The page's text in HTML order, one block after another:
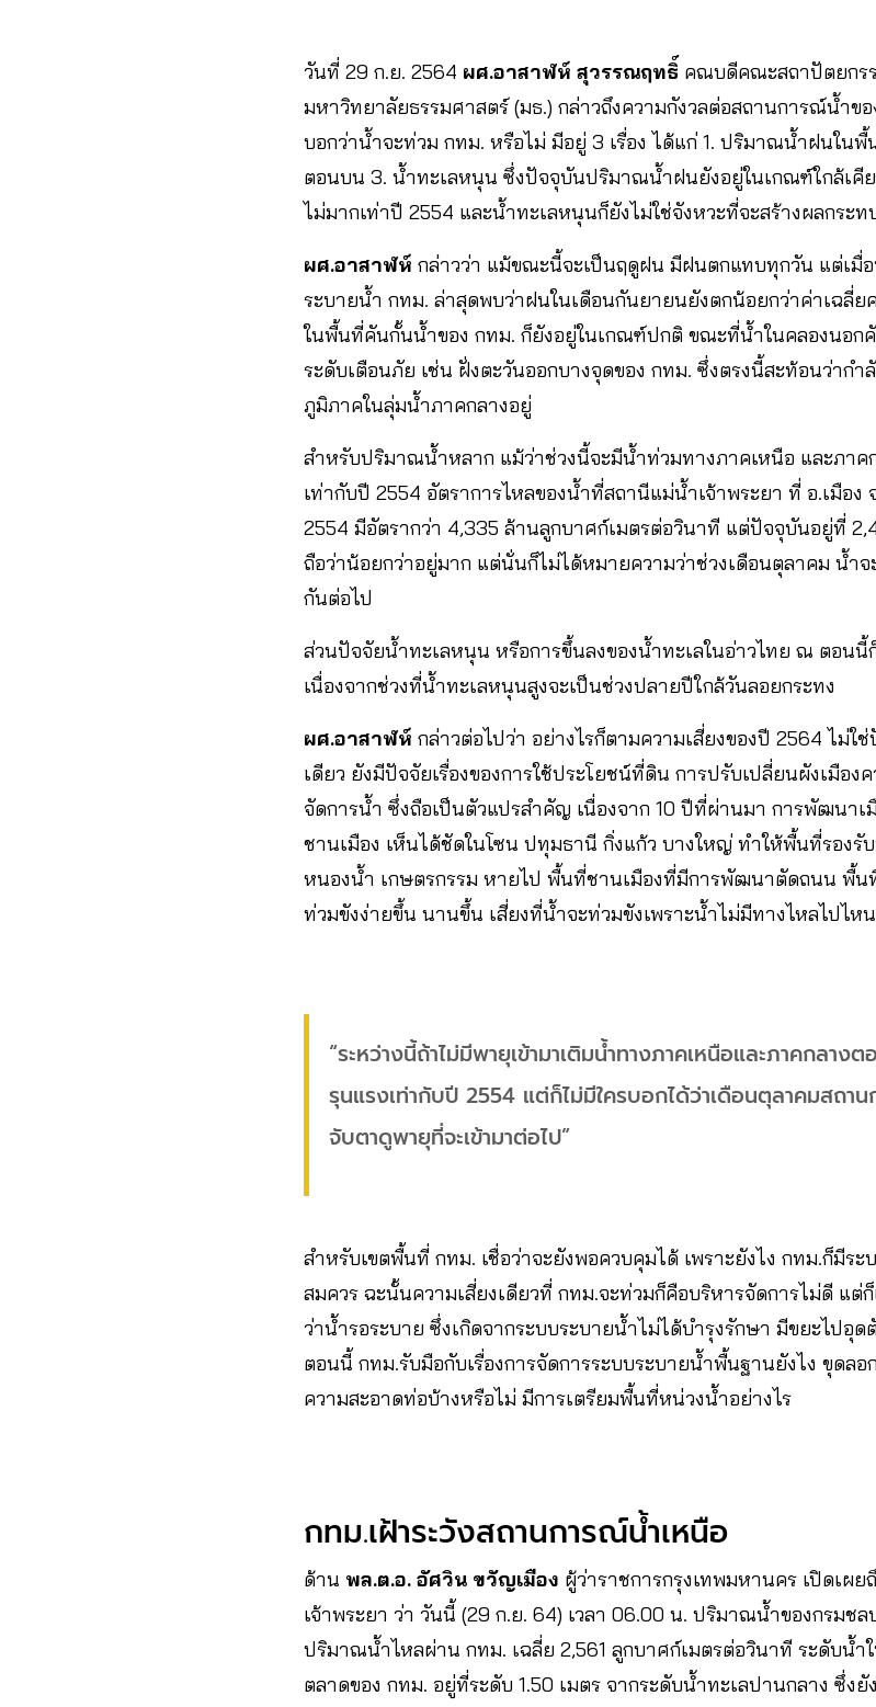
วันที่ 29 ก.ย. 2564 ผศ.อาสาฬห์ สุวรรณฤทธิ์ คณบดีคณะสถาปัตยกรร
มหาวิทยาลัยธรรมศาสตร์ (มธ.) กล่าวถึงความกังวลต่อสถานการณ์น้ำข
บอกว่าน้ำจะท่วม กทม. หรือไม่ มีอยู่ 3 เรื่อง ได้แก่ 1. ปริมาณน้ำฝนใน
ตอนบน 3. น้ำทะเลหนุน ซึ่งปัจจุบันปริมาณน้ำฝนยังอยู่ในเกณฑ์ใกล้เคี
ไม่มากเท่าปี 2554 และน้ำทะเลหนุนก็ยังไม่ใช่จังหวะที่จะสร้างผลกระท
ผศ.อาสาฬห์ กล่าวว่า แม้ขณะนี้จะเป็นฤดูฝน มีฝนตกแทบทุกวัน แต่เมื่
ระบายน้ำ กทม. ล่าสุดพบว่าฝนในเดือนกันยายนยังตกน้อยกว่าค่าเฉลี่
ในพื้นที่คันกั้นน้ำของ กทม. ก็ยังอยู่ในเกณฑ์ปกติ ขณะที่น้ำในคลองนอก
ระดับเตือนภัย เช่น ฝั่งตะวันออกบางจุดของ กทม. ซึ่งตรงนี้สะท้อนว่ากำ
ภูมิภาคในลุ่มน้ำภาคกลางอยู่
สำหรับปริมาณน้ำหลาก แม้ว่าช่วงนี้จะมีน้ำท่วมทางภาคเหนือ และภา
เท่ากับปี 2554 อัตราการไหลของน้ำที่สถานีแม่น้ำเจ้าพระยา ที่ อ.เมือง
2554 มีอัตรากว่า 4,335 ล้านลูกบาศก์เมตรต่อวินาที แต่ปัจจุบันอยู่ที่
ถือว่าน้อยกว่าอยู่มาก แต่นั่นก็ไม่ได้หมายความว่าช่วงเดือนตุลาคม น้ำ
กันต่อไป
ส่วนปัจจัยน้ำทะเลหนุน หรือการขึ้นลงของน้ำทะเลในอ่าวไทย ณ ตอนนี้
เนื่องจากช่วงที่น้ำทะเลหนุนสูงจะเป็นช่วงปลายปีใกล้วันลอยกระทง
ผศ.อาสาฬห์ กล่าวต่อไปว่า อย่างไรก็ตามความเสี่ยงของปี 2564 ไม่ใ
เดียว ยังมีปัจจัยเรื่องของการใช้ประโยชน์ที่ดิน การปรับเปลี่ยนผังเมือ
จัดการน้ำ ซึ่งถือเป็นตัวแปรสำคัญ เนื่องจาก 10 ปีที่ผ่านมา การพัฒนา
ชานเมือง เห็นได้ชัดในโซน ปทุมธานี กิ่งแก้ว บางใหญ่ ทำให้พื้นที่รองรั
หนองน้ำ เกษตรกรรม หายไป พื้นที่ชานเมืองที่มีการพัฒนาตัดถนน พื้น
ท่วมขังง่ายขึ้น นานขึ้น เสี่ยงที่น้ำจะท่วมขังเพราะน้ำไม่มีทางไหลไปไหน
“ระหว่างนี้ถ้าไม่มีพายุเข้ามาเติมน้ำทางภาคเหนือและภาคกลา
รุนแรงเท่ากับปี 2554 แต่ก็ไม่มีใครบอกได้ว่าเดือนตุลาคมสถา
จับตาดูพายุที่จะเข้ามาต่อไป”
สำหรับเขตพื้นที่ กทม. เชื่อว่าจะยังพอควบคุมได้ เพราะยังไง กทม.ก็มีร
สมควร ฉะนั้นความเสี่ยงเดียวที่ กทม.จะท่วมก็คือบริหารจัดการไม่ดี แต่
ว่าน้ำรอระบาย ซึ่งเกิดจากระบบระบายน้ำไม่ได้บำรุงรักษา มีขยะไปอุ
ตอนนี้ กทม.รับมือกับเรื่องการจัดการระบบระบายน้ำพื้นฐานยังไง ขุดลอ
ความสะอาดท่อบ้างหรือไม่ มีการเตรียมพื้นที่หน่วงน้ำอย่างไร
กทม.เฝ้าระวังสถานการณ์น้ำเหนือ
ด้าน พล.ต.อ. อัศวิน ขวัญเมือง ผู้ว่าราชการกรุงเทพมหานคร เปิดเผ
เจ้าพระยา ว่า วันนี้ (29 ก.ย.​ 64) เวลา 06.00 น. ปริมาณน้ำของกรมช
ปริมาณน้ำไหลผ่าน กทม. เฉลี่ย 2,561 ลูกบาศก์เมตรต่อวินาที ระดับน้ำ
ตลาดของ กทม. อยู่ที่ระดับ 1.50 เมตร จากระดับน้ำทะเลปานกลาง ซึ่ง